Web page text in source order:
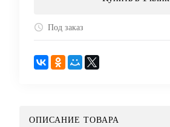
Под заказ
ОПИСАНИЕ ТОВАРА